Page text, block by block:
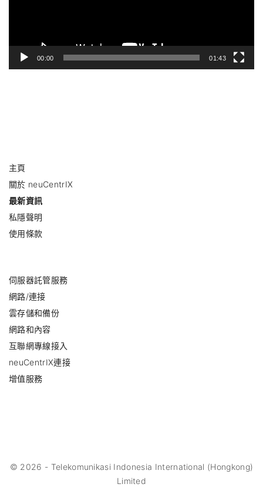
00:00 01:43
主頁
關於 neuCentrIX
最新資訊
私隱聲明
使用條款
伺服器託管服務
網路/連接
雲存儲和備份
網路和內容
互聯網專線接入
neuCentrIX連接
增值服務
© 2026 - Telekomunikasi Indonesia International (Hongkong)
Limited